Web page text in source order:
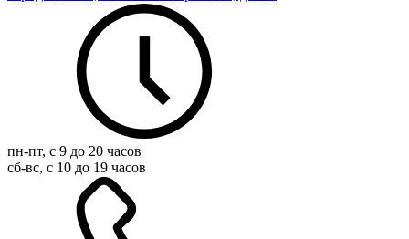
пн-пт, с 9 до 20 часов
сб-вс, с 10 до 19 часов